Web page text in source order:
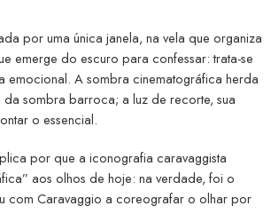
por uma única janela, na vela que organiza
emerge do escuro para confessar: trata-se
emocional. A sombra cinematográfica herda
da sombra barroca; a luz de recorte, sua
o essencial.
por que a iconografia caravaggista
aos olhos de hoje: na verdade, foi o
com Caravaggio a coreografar o olhar por